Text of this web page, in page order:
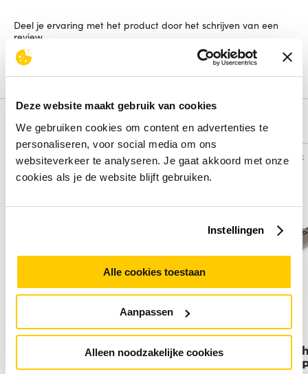
Deze website maakt gebruik van cookies
We gebruiken cookies om content en advertenties te
personaliseren, voor social media om ons
websiteverkeer te analyseren. Je gaat akkoord met onze
cookies als je de website blijft gebruiken.
Instellingen
Alle cookies toestaan
Aanpassen
Alleen noodzakelijke cookies
Deel je ervaring met het product door het schrijven van een
review.
Schrijf een review
Alternatieven
Vergelijk
StarTech.com HDMI naar
DisplayPort kabel
Vergelijk